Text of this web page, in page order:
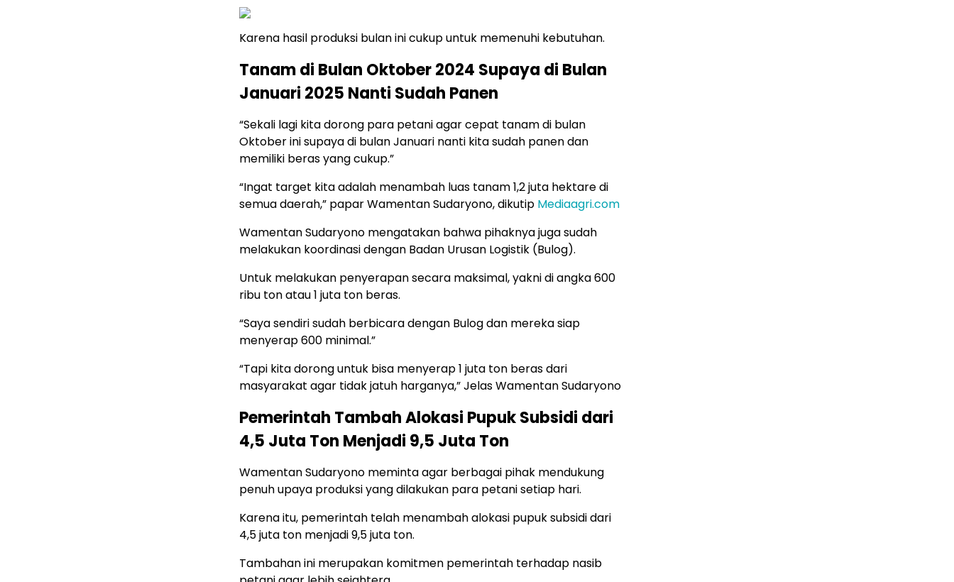
Karena hasil produksi bulan ini cukup untuk memenuhi kebutuhan.
Tanam di Bulan Oktober 2024 Supaya di Bulan
Januari 2025 Nanti Sudah Panen
“Sekali lagi kita dorong para petani agar cepat tanam di bulan
Oktober ini supaya di bulan Januari nanti kita sudah panen dan
memiliki beras yang cukup.”
“Ingat target kita adalah menambah luas tanam 1,2 juta hektare di
semua daerah,” papar Wamentan Sudaryono, dikutip Mediaagri.com
Wamentan Sudaryono mengatakan bahwa pihaknya juga sudah
melakukan koordinasi dengan Badan Urusan Logistik (Bulog).
Untuk melakukan penyerapan secara maksimal, yakni di angka 600
ribu ton atau 1 juta ton beras.
“Saya sendiri sudah berbicara dengan Bulog dan mereka siap
menyerap 600 minimal.”
“Tapi kita dorong untuk bisa menyerap 1 juta ton beras dari
masyarakat agar tidak jatuh harganya,” Jelas Wamentan Sudaryono
Pemerintah Tambah Alokasi Pupuk Subsidi dari
4,5 Juta Ton Menjadi 9,5 Juta Ton
Wamentan Sudaryono meminta agar berbagai pihak mendukung
penuh upaya produksi yang dilakukan para petani setiap hari.
Karena itu, pemerintah telah menambah alokasi pupuk subsidi dari
4,5 juta ton menjadi 9,5 juta ton.
Tambahan ini merupakan komitmen pemerintah terhadap nasib